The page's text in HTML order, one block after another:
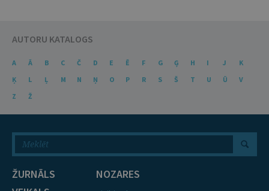
AUTORU KATALOGS
A Ā B C Č D E Ē F G Ģ H I J
K
Ķ
L Ļ M N Ņ O P R S Š T U Ū
V
Z
Ž
ŽURNĀLS
NOZARES